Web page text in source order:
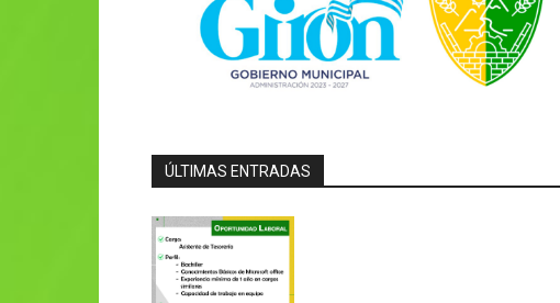
ÚLTIMAS ENTRADAS